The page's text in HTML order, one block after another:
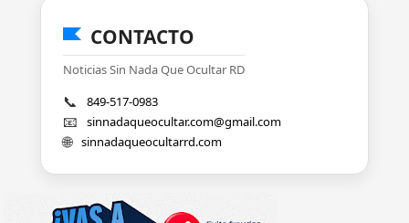
CONTACTO
Noticias Sin Nada Que Ocultar RD
📞 849-517-0983
📧 sinnadaqueocultar.com@gmail.com
🌐 sinnadaqueocultarrd.com